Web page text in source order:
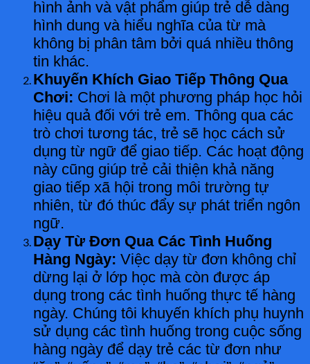
hình ảnh và vật phẩm giúp trẻ dễ dàng
hình dung và hiểu nghĩa của từ mà
không bị phân tâm bởi quá nhiều thông
tin khác.
Khuyến Khích Giao Tiếp Thông Qua
Chơi: Chơi là một phương pháp học hỏi
hiệu quả đối với trẻ em. Thông qua các
trò chơi tương tác, trẻ sẽ học cách sử
dụng từ ngữ để giao tiếp. Các hoạt động
này cũng giúp trẻ cải thiện khả năng
giao tiếp xã hội trong môi trường tự
nhiên, từ đó thúc đẩy sự phát triển ngôn
ngữ.
Dạy Từ Đơn Qua Các Tình Huống
Hàng Ngày: Việc dạy từ đơn không chỉ
dừng lại ở lớp học mà còn được áp
dụng trong các tình huống thực tế hàng
ngày. Chúng tôi khuyến khích phụ huynh
sử dụng các tình huống trong cuộc sống
hàng ngày để dạy trẻ các từ đơn như